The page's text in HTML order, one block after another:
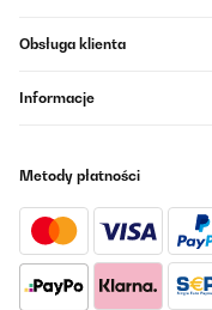
Amazon-Benutzer
sind sehr
ist robust, stabil und
lässt sich
für Kinderhände
wir, dass sie sich
Obsługa klienta
Informacje
Metody płatności